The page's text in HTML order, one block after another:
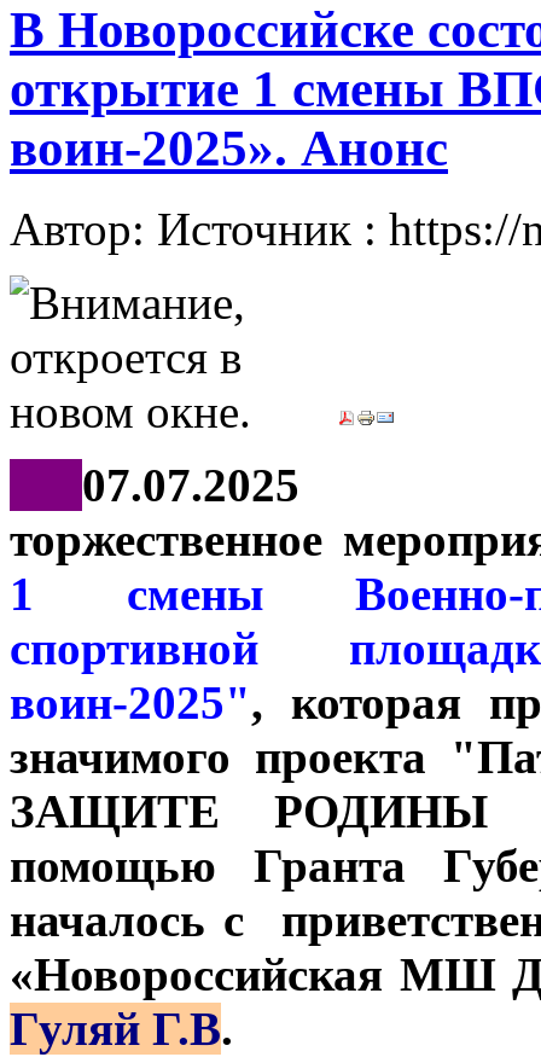
В Новороссийске
открытие 1 смены
воин-2025». Анонс
Автор: Источник : https://
07.07.2025
торжественное
1 смены Военно-
спортивной
воин-2025", которая
значимого проекта
ЗАЩИТЕ РОДИНЫ
помощью Гранта
началось с
«Новороссийская МШ
Гуляй Г.В.